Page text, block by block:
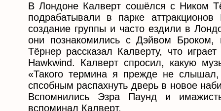
В Лондоне Калверт сошёлся с Ником
подрабатывали в парке
создание группы и часто ездили в
они познакомились с Дэйвом
Тёрнер рассказал Калверту, что
Hawkwind. Калверт спросил, какую
«Такого термина я прежде не
спсобным распахнуть дверь в новое
Вспомнились Эзра Паунд и
вспоминал Калверт.